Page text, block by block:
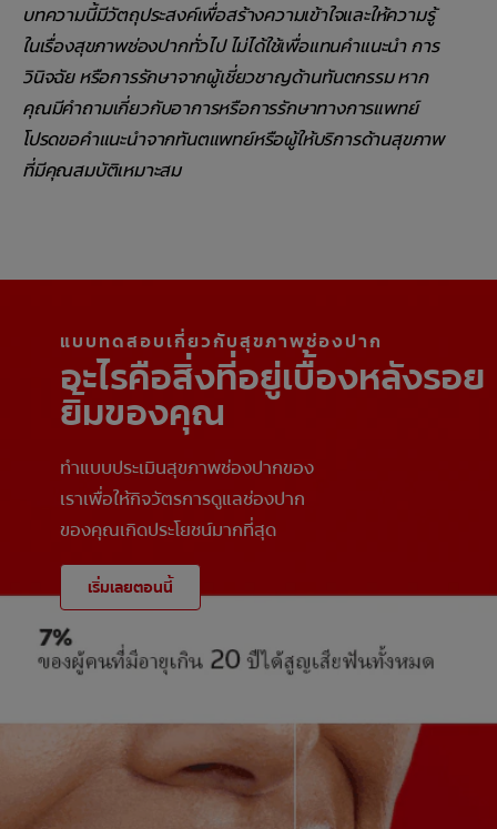
บทความนี้มีวัตถุประสงค์เพื่อสร้างความเข้าใจและให้ความรู้
ในเรื่องสุขภาพช่องปากทั่วไป ไม่ได้ใช้เพื่อแทนคำแนะนำ การ
วินิจฉัย หรือการรักษาจากผู้เชี่ยวชาญด้านทันตกรรม หาก
คุณมีคำถามเกี่ยวกับอาการหรือการรักษาทางการแพทย์
โปรดขอคำแนะนำจากทันตแพทย์หรือผู้ให้บริการด้านสุขภาพ
ที่มีคุณสมบัติเหมาะสม
แบบทดสอบเกี่ยวกับสุขภาพช่องปาก
อะไรคือสิ่งที่อยู่เบื้องหลังรอย
ยิ้มของคุณ
ทำแบบประเมินสุขภาพช่องปากของ
เราเพื่อให้กิจวัตรการดูแลช่องปาก
ของคุณเกิดประโยชน์มากที่สุด
เริ่มเลยตอนนี้